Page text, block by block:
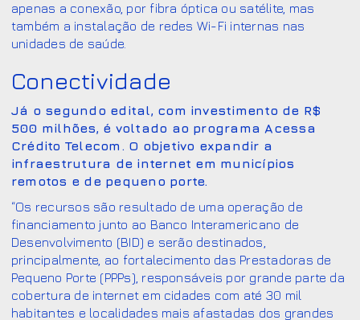
apenas a conexão, por fibra óptica ou satélite, mas
também a instalação de redes Wi-Fi internas nas
unidades de saúde.
Conectividade
Já o segundo edital, com investimento de R$
500 milhões, é voltado ao programa Acessa
Crédito Telecom. O objetivo expandir a
infraestrutura de internet em municípios
remotos e de pequeno porte.
“Os recursos são resultado de uma operação de
financiamento junto ao Banco Interamericano de
Desenvolvimento (BID) e serão destinados,
principalmente, ao fortalecimento das Prestadoras de
Pequeno Porte (PPPs), responsáveis por grande parte da
cobertura de internet em cidades com até 30 mil
habitantes e localidades mais afastadas dos grandes